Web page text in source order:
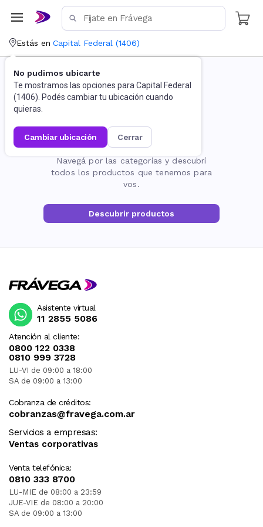
Estás en Capital Federal (1406)
No pudimos ubicarte
Te mostramos las opciones para Capital Federal
(1406). Podés cambiar tu ubicación cuando
quieras.
cambiar ubicación cerrar
La página no existe
Navegá por las categorías y descubrí
todos los productos que tenemos para
vos.
Descubrir productos
Atención al cliente:
0800 122 0338
0810 999 3728
LU-VI de 09:00 a 18:00
SA de 09:00 a 13:00
Cobranza de créditos:
cobranzas@fravega.com.ar
Servicios a empresas:
Ventas corporativas
Venta telefónica:
0810 333 8700
LU-MIE de 08:00 a 23:59
JUE-VIE de 08:00 a 20:00
SA de 09:00 a 13:00
Asistente virtual
11 2855 5086